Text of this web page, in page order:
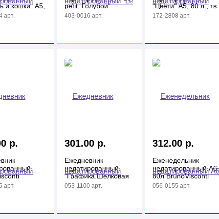
и кошки" А5,
7БЦ
арт.
petit. Голубой"
297*210 мм. 28л,
403-0016 арт.
"Цвети" А5, 80 л., тв
переплёт 7БЦ
172-2808 арт.
р.
А5+
арт.
301.00 р.
Ежедневник
недатированный
"Графика.Шелковая
палитра" А5, 128л,
053-1100 арт.
312.00 р.
Еженедельник
недатированный А6
80л BrunoVisconti
"MEGAPOLIS
056-0155 арт.